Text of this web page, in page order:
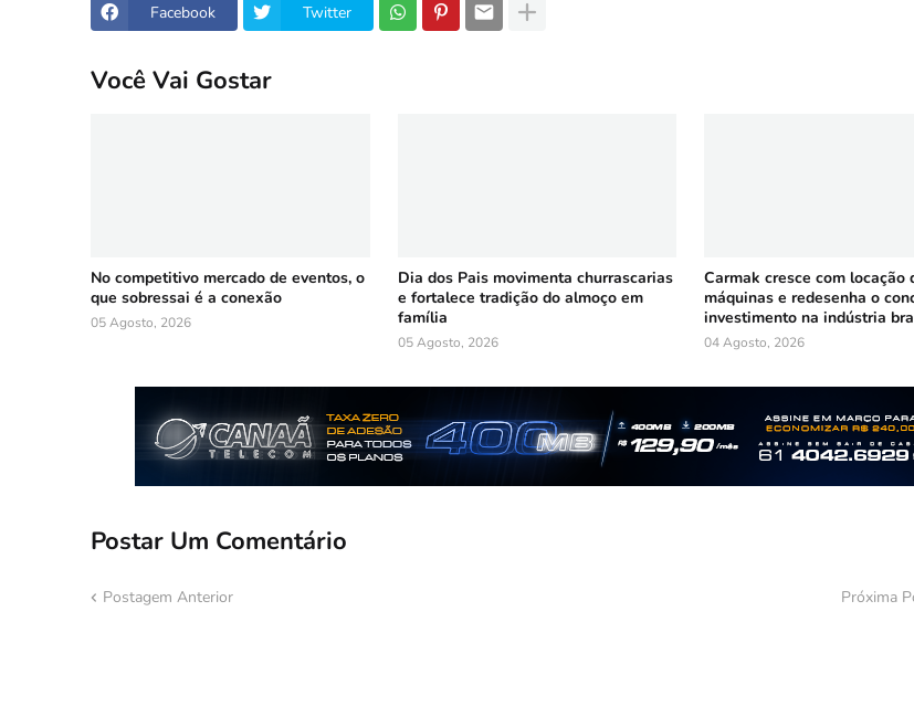
Facebook Twitter
Você Vai Gostar
No competitivo mercado de eventos, o
que sobressai é a conexão
05 Agosto, 2026
Dia dos Pais movimenta churrascarias
e fortalece tradição do almoço em
família
05 Agosto, 2026
Carmak cresce com locação
máquinas e redesenha o
investimento na indústria
04 Agosto, 2026
Postar Um Comentário
Postagem Anterior Próxima